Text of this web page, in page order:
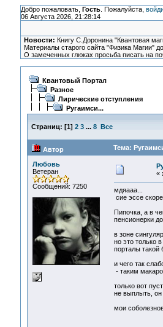
Добро пожаловать, Гость. Пожалуйста,
06 Августа 2026, 21:28:14
Новости: Книгу С.Доронина "Квантовая
Материалы старого сайта "Физика Магии"
О замеченных глюках просьба писать на
Квантовый Портал
Разное
Лирические отступления
Ругаимси...
Страниц: [1] 2 3 ... 8 Все
Автор Тема:
Любовь
Ветеран
Сообщений: 7250
« :
мдяааа...
сие эссе
Пипочка, а в
пенсионерки
в зоне
но это только
порталы такой
и чего так
- таким
только вот
не выплыть, он
мои